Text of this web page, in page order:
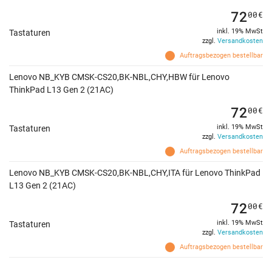
Tastaturen
Auftragsbezogen bestellbar
7200€
inkl. 19% MwSt
zzgl. Versandkosten
Lenovo NB_KYB CMSK-CS20,BK-NBL,CHY,HBW für Lenovo
ThinkPad L13 Gen 2 (21AC)
Tastaturen
Auftragsbezogen bestellbar
7200€
inkl. 19% MwSt
zzgl. Versandkosten
Lenovo NB_KYB CMSK-CS20,BK-NBL,CHY,ITA für Lenovo ThinkPad
L13 Gen 2 (21AC)
Tastaturen
Auftragsbezogen bestellbar
7200€
inkl. 19% MwSt
zzgl. Versandkosten